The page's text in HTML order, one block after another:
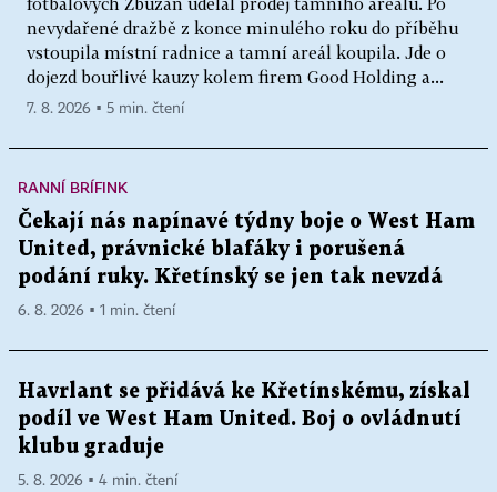
nevydařené dražbě z konce minulého roku do příběhu
vstoupila místní radnice a tamní areál koupila. Jde o
dojezd bouřlivé kauzy kolem firem Good Holding a...
7. 8. 2026 ▪ 5 min. čtení
RANNÍ BRÍFINK
Čekají nás napínavé týdny boje o West Ham
United, právnické blafáky i porušená
podání ruky. Křetínský se jen tak nevzdá
6. 8. 2026 ▪ 1 min. čtení
Havrlant se přidává ke Křetínskému, získal
podíl ve West Ham United. Boj o ovládnutí
klubu graduje
5. 8. 2026 ▪ 4 min. čtení